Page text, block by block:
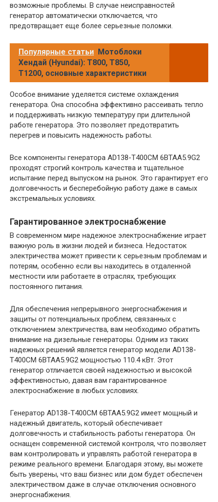
возможные проблемы. В случае неисправностей
генератор автоматически отключается, что
предотвращает еще более серьезные поломки.
Популярные статьи Мотоблоки
Хендай (Hyundai): Т800, Т850,
Т1200, основные характеристики
Особое внимание уделяется системе охлаждения
генератора. Она способна эффективно рассеивать тепло
и поддерживать низкую температуру при длительной
работе генератора. Это позволяет предотвратить
перегрев и повысить надежность работы.
Все компоненты генератора AD138-T400CM 6BTAA5.9G2
проходят строгий контроль качества и тщательное
испытание перед выпуском на рынок. Это гарантирует его
долговечность и бесперебойную работу даже в самых
экстремальных условиях.
Гарантированное электроснабжение
В современном мире надежное электроснабжение играет
важную роль в жизни людей и бизнеса. Недостаток
электричества может привести к серьезным проблемам и
потерям, особенно если вы находитесь в отдаленной
местности или работаете в отраслях, требующих
постоянного питания.
Для обеспечения непрерывного энергоснабжения и
защиты от потенциальных проблем, связанных с
отключением электричества, вам необходимо обратить
внимание на дизельные генераторы. Одним из таких
надежных решений является генератор модели AD138-
T400CM 6BTAA5.9G2 мощностью 110.4 кВт. Этот
генератор отличается своей надежностью и высокой
эффективностью, давая вам гарантированное
электроснабжение в любых условиях.
Генератор AD138-T400CM 6BTAA5.9G2 имеет мощный и
надежный двигатель, который обеспечивает
долговечность и стабильность работы генератора. Он
оснащен современной системой контроля, что позволяет
вам контролировать и управлять работой генератора в
режиме реального времени. Благодаря этому, вы можете
быть уверены, что ваш бизнес или дом будет обеспечен
электричеством даже в случае отключения основного
энергоснабжения.